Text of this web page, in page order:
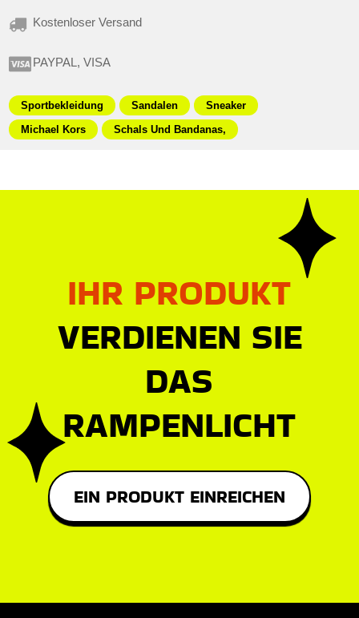
Kostenloser Versand
PAYPAL, VISA
Sportbekleidung Sandalen
Sneaker
Michael Kors
Schals Und Bandanas,
IHR PRODUKT
VERDIENEN SIE
DAS
RAMPENLICHT
EIN PRODUKT EINREICHEN